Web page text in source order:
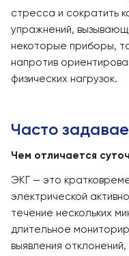
стресса и сократить
упражнений,
некоторые приборы,
напротив
физических нагрузок.
Часто
Чем отличается
ЭКГ — это
электрической
течение нескольких
длительное
выявления